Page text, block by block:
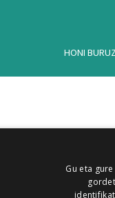
HONI BURUZ
Gu eta